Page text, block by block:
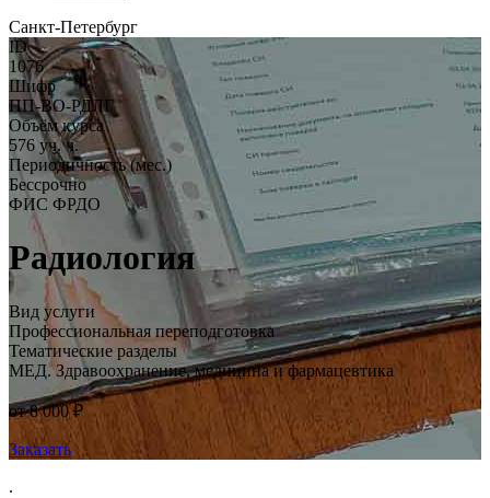
Санкт-Петербург
ID
1076
Шифр
ПП-ВО-РДЛГ
Объём курса
576 уч. ч.
Периодичность (мес.)
Бессрочно
ФИС ФРДО
Радиология
Вид услуги
Профессиональная переподготовка
Тематические разделы
МЕД. Здравоохранение, медицина и фармацевтика
от 8 000 ₽
Заказать
.